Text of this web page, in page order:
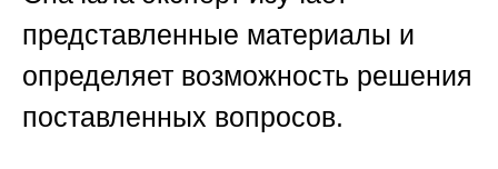
представленные материалы и
определяет возможность решения
поставленных вопросов.